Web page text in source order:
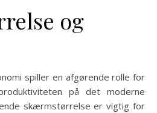
og
spiller en afgørende rolle for
på det moderne
skærmstørrelse er vigtig for